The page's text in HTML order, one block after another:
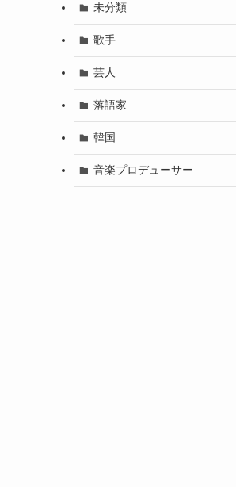
未分類
歌手
芸人
落語家
韓国
音楽プロデューサー